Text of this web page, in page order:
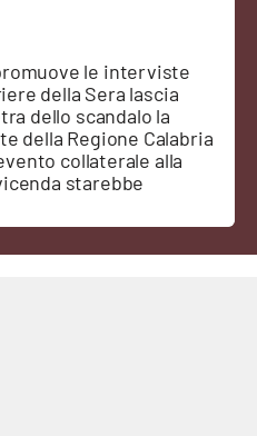
le interviste
della Sera lascia
dello scandalo la
della Regione Calabria
collaterale alla
starebbe